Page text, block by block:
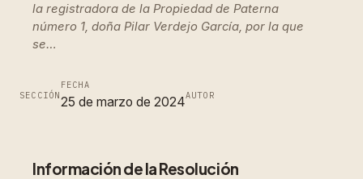
la registradora de la Propiedad de Paterna
número 1, doña Pilar Verdejo García, por la que
se…
SECCIÓN
FECHA
25 de marzo de 2024AUTOR
Información de la Resolución